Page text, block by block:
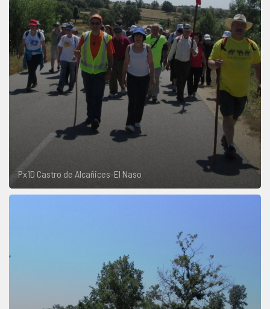
Px1D Castro de Alcañices-El Naso